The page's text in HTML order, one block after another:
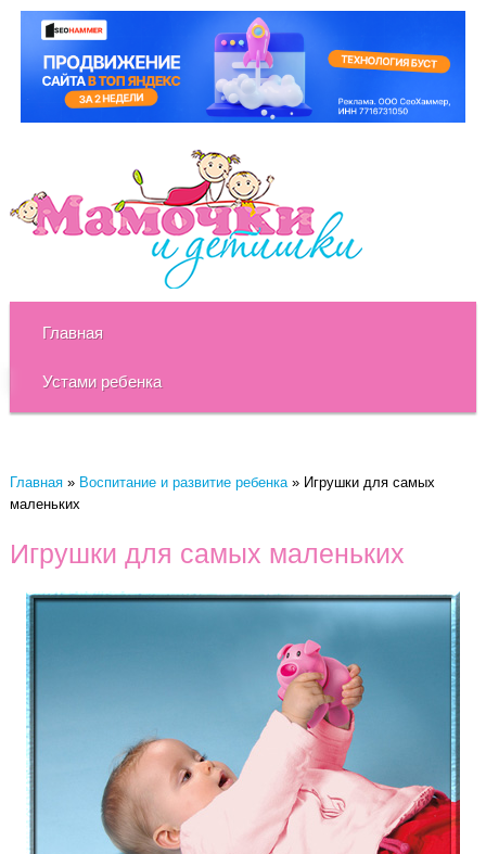
Главная
Устами ребенка
Главная» Воспитание и развитие ребенка» Игрушки для самых
маленьких
Игрушки для самых маленьких